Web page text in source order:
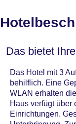
Das bietet
Das Hotel mit 3
behilflich. Eine
WLAN erhalten
Haus verfügt
Einrichtungen.